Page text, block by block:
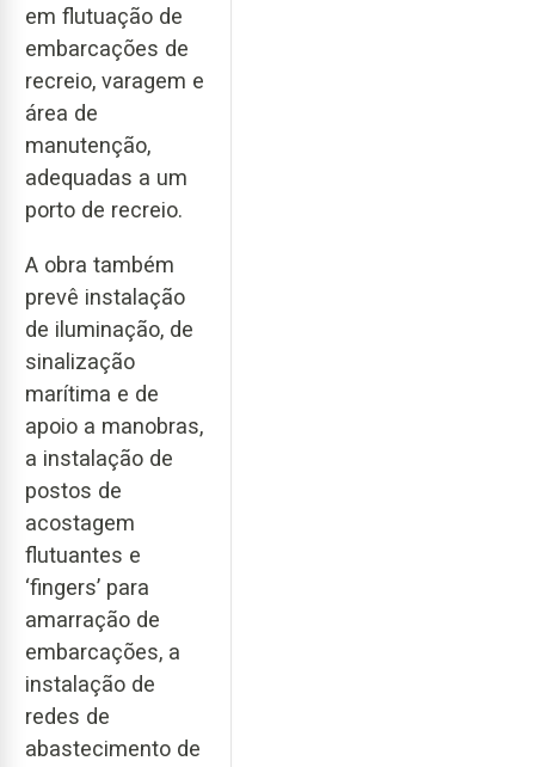
em flutuação de
embarcações de
recreio, varagem e
área de
manutenção,
adequadas a um
porto de recreio.
A obra também
prevê instalação
de iluminação, de
sinalização
marítima e de
apoio a manobras,
a instalação de
postos de
acostagem
flutuantes e
‘fingers’ para
amarração de
embarcações, a
instalação de
redes de
abastecimento de